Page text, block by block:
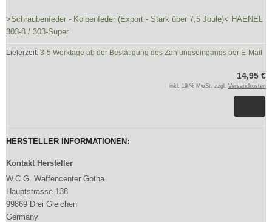
>Schraubenfeder - Kolbenfeder (Export - Stark über 7,5 Joule)< HAENEL
303-8 / 303-Super
Lieferzeit: 3-5 Werktage ab der Bestätigung des Zahlungseingangs per E-Mail
14,95 €
inkl. 19 % MwSt. zzgl. Versandkosten
HERSTELLER INFORMATIONEN:
Kontakt Hersteller
W.C.G. Waffencenter Gotha
Hauptstrasse 138
99869 Drei Gleichen
Germany